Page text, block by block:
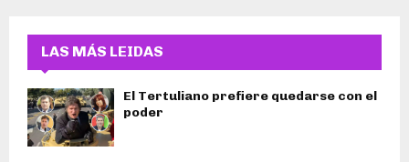
LAS MÁS LEIDAS
El Tertuliano prefiere quedarse con el
poder